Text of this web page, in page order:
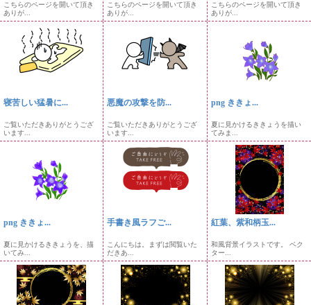
こちらのページを開いて頂き
ありが...
こちらのページを開いて頂き
ありが...
こちらのページを開いて頂き
ありが...
寝苦しい猛暑に...
ご覧いただきありがとうござ
います...
悪魔の攻撃を防...
ご覧いただきありがとうござ
います...
png ききょ...
夏に見かけるききょうを描い
てみま...
png ききょ...
夏に見かけるききょうを、描
いてみ...
手書き風ラフご...
こんにちは。まずは閲覧いた
だきあ...
紅葉、紫和柄玉...
和風背景イラストです。 ベク
ター...